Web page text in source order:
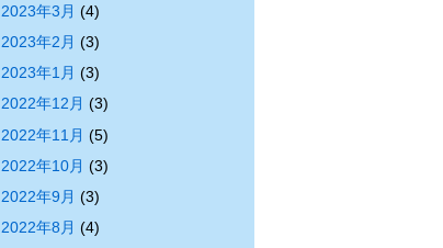
2023年3月 (4)
2023年2月 (3)
2023年1月 (3)
2022年12月 (3)
2022年11月 (5)
2022年10月 (3)
2022年9月 (3)
2022年8月 (4)